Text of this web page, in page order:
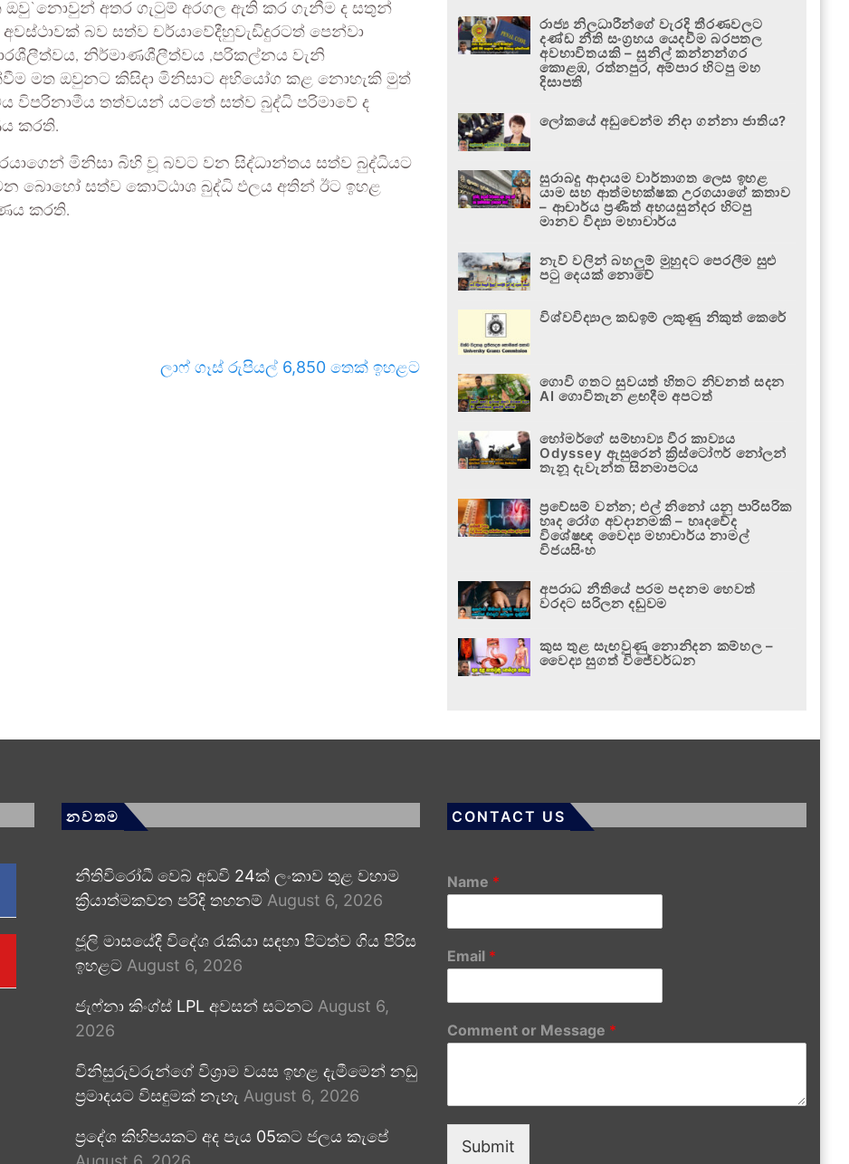
අතර ගැටුම් අරගල ඇති කර ගැනීම ද සතුන්
බව සත්ව චර්යාවේදීහුවැඩිදුරටත් පෙන්වා
නිර්මාණශීලීත්වය ,පරිකල්නය වැනි
මත ඔවුනට කිසිදා මිනිසාට අභියෝග කළ නොහැකි මුත්
විපරිනාමීය තත්වයන් යටතේ සත්ව බුද්ධි පරිමාවේ ද
කරති.
මිනිසා බිහි වූ බවට වන සිද්ධාන්තය සත්ව බුද්ධියට
බොහෝ සත්ව කොට්ඨාශ බුද්ධි ඵලය අතින් ඊට ඉහළ
කරති.
ලාෆ් ගෑස් රුපියල් 6,850 තෙක් ඉහළට
රාජ්‍ය නිලධාරීන්ගේ වැරදි තීරණවලට
දණ්ඩ නීති සංග්‍රහය යෙදවීම බරපතල
අවභාවිතයකි – සුනිල් කන්නන්ගර
කොළඹ, රත්නපුර, අම්පාර හිටපු මහ
දිසාපති
ලෝකයේ අඩුවෙන්ම නිදා ගන්නා ජාතිය?
සුරාබදු ආදායම වාර්තාගත ලෙස ඉහළ
යාම සහ ආත්මභක්ෂක උරගයාගේ කතාව
– ආචාර්ය ප්‍රණීත් අභයසුන්දර හිටපු
මානව විද්‍යා මහාචාර්ය
නැව් වලින් බහලුම් මුහුදට පෙරලීම සුළු
පටු දෙයක් නොවේ
විශ්වවිද්‍යාල කඩඉම් ලකුණු නිකුත් කෙරේ
ගොවි ගතට සුවයත් හිතට නිවනත් සදන
AI ගොවිතැන ළඟදීම අපටත්
හෝමර්ගේ සම්භාව්‍ය වීර කාව්‍යය
Odyssey ඇසුරෙන් ක්‍රිස්ටෝෆර් නෝලන්
තැනූ දැවැන්ත සිනමාපටය
ප්‍රවේසම් වන්න; එල් නිනෝ යනු පාරිසරික
හෘද රෝග අවදානමකි – හෘදවේද
විශේෂඥ වෛද්‍ය මහාචාර්ය නාමල්
විජයසිංහ
අපරාධ නීතියේ පරම පදනම හෙවත්
වරදට සරිලන දඬුවම
කුස තුළ සැඟවුණු නොනිදන කම්හල –
වෛද්‍ය සුගත් විජේවර්ධන
නවතම
නීතිවිරෝධී වෙබ් අඩවි 24ක් ලංකාව තුළ වහාම
ක්‍රියාත්මකවන පරිදි තහනම් August 6, 2026
ජූලි මාසයේදී විදේශ රැකියා සඳහා පිටත්ව ගිය පිරිස
ඉහළට August 6, 2026
ජැෆ්නා කිංග්ස් LPL අවසන් සටනට August 6,
2026
විනිසුරුවරුන්ගේ විශ්‍රාම වයස ඉහළ දැමීමෙන් නඩු
ප්‍රමාදයට විසඳුමක් නැහැ August 6, 2026
ප්‍රදේශ කිහිපයකට අද පැය 05කට ජලය කැපේ
CONTACT US
Name *
Email *
Comment or Message *
Submit